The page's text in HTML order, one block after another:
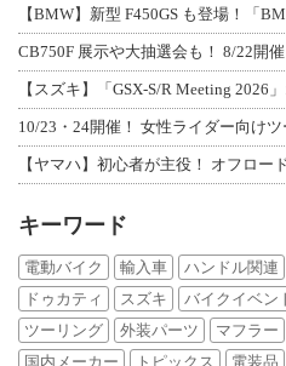
【BMW】新型 F450GS も登場！「
CB750F 展示や大抽選会も！ 8/22開
【スズキ】「GSX-S/R Meeting 2026
10/23・24開催！ 女性ライダー向け
【ヤマハ】初心者が主役！ オフロー
キーワード
電動バイク 輸入車 ハンドル関連
ドゥカティ
スズキ バイクイベン
ツーリング
外装パーツ マフラー
国内メーカー
トピックス 電装品